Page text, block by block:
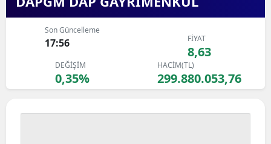
Son Güncelleme
17:56 FİYAT
8,63
DEĞİŞİM
0,35%
HACİM(TL)
299.880.053,76